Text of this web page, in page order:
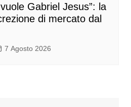
Gabriel Jesus”: la
di mercato dal
7 Agosto 2026